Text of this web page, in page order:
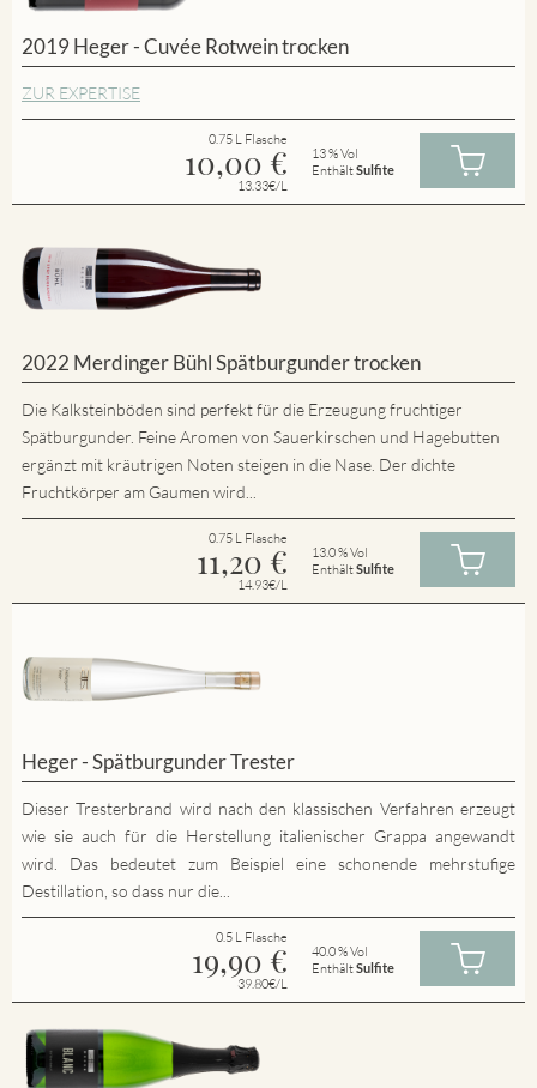
2019 Heger - Cuvée Rotwein trocken
ZUR EXPERTISE
0.75 L Flasche
10,00 €
13.33€/L
13 % Vol
EnthältSulfite
2022 Merdinger Bühl Spätburgunder trocken
Die Kalksteinböden sind perfekt für die Erzeugung fruchtiger
Spätburgunder. Feine Aromen von Sauerkirschen und Hagebutten
ergänzt mit kräutrigen Noten steigen in die Nase. Der dichte
Fruchtkörper am Gaumen wird...
0.75 L Flasche
11,20 €
14.93€/L
13.0 % Vol
EnthältSulfite
Heger - Spätburgunder Trester
Dieser Tresterbrand wird nach den klassischen Verfahren erzeugt
wie sie auch für die Herstellung italienischer Grappa angewandt
wird. Das bedeutet zum Beispiel eine schonende mehrstufige
Destillation, so dass nur die...
0.5 L Flasche
19,90 €
39.80€/L
40.0 % Vol
EnthältSulfite